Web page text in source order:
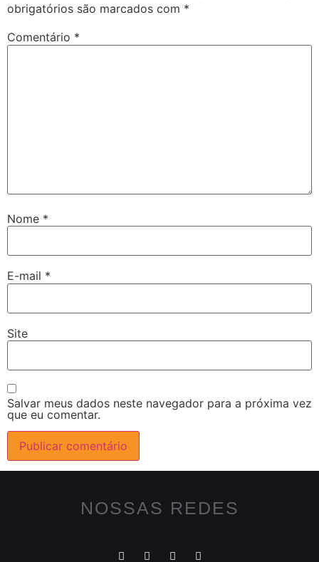
obrigatórios são marcados com *
Comentário *
Nome *
E-mail *
Site
Salvar meus dados neste navegador para a próxima vez
que eu comentar.
NOSSAS REDES